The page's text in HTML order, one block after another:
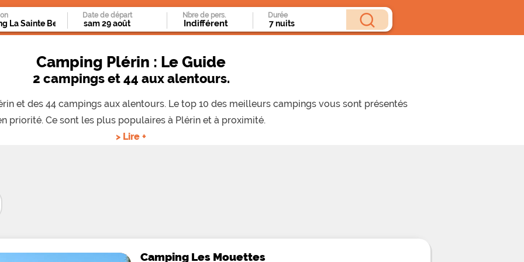
Date de départ Durée
Nbre de pers.
Camping Plérin : Le Guide
2 campings et 44 aux alentours.
et des 44 campings aux alentours. Le top 10 des meilleurs campings vous sont présentés
priorité. Ce sont les plus populaires à Plérin et à proximité.
> Lire +
Camping Les Mouettes